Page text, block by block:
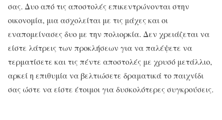
σας. Δυο από τις αποστολές επικεντρώνονται στην
οικονομία, μια ασχολείται με τις μάχες και οι
εναπομείνασες δυο με την πολιορκία. Δεν χρειάζεται να
είστε λάτρεις των προκλήσεων για να παλέψετε να
τερματίσετε και τις πέντε αποστολές με χρυσό μετάλλιο,
αρκεί η επιθυμία να βελτιώσετε δραματικά το παιχνίδι
σας ώστε να είστε έτοιμοι για δυσκολότερες συγκρούσεις.